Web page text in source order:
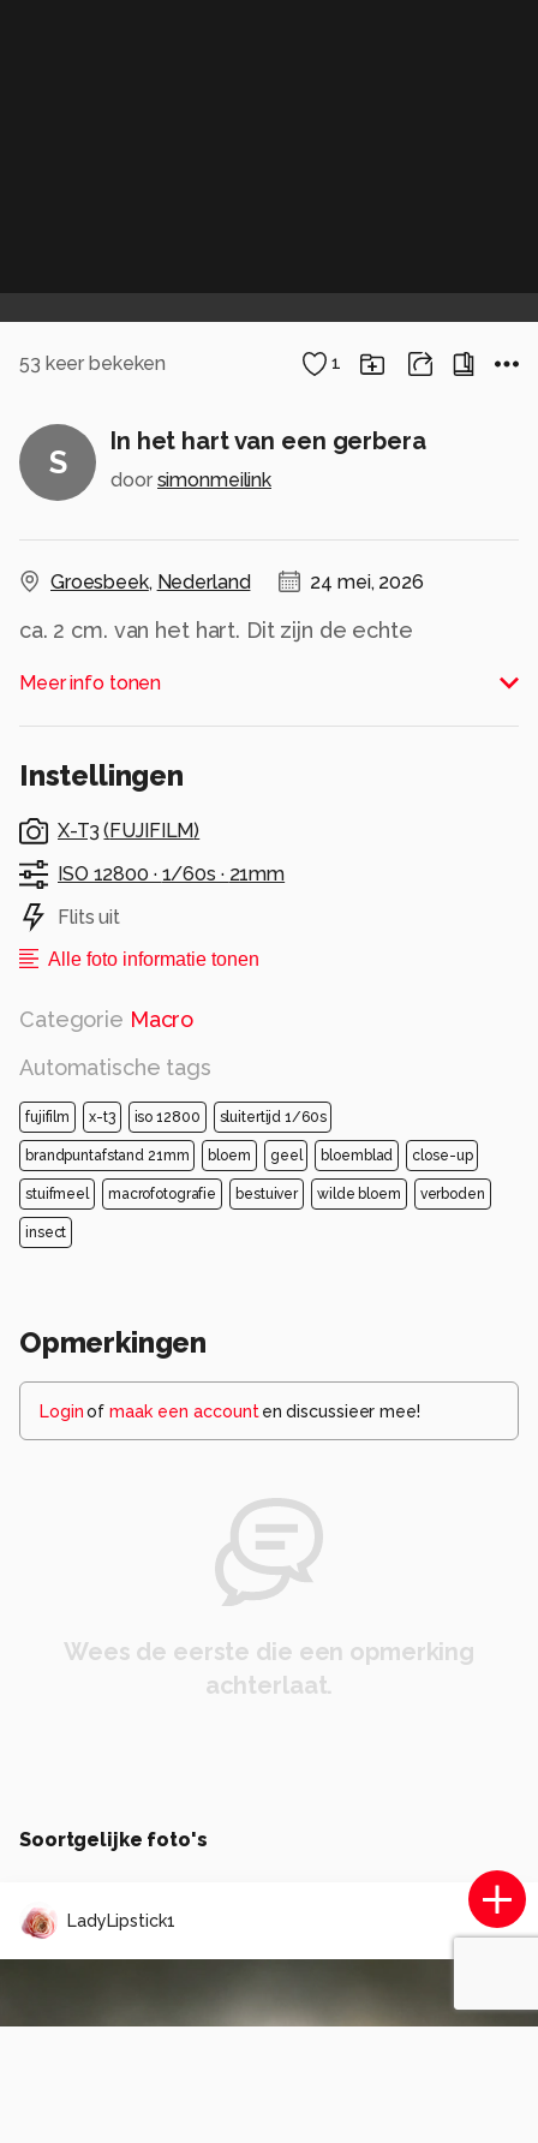
53 keer bekeken 1
S
In het hart van een gerbera
door simonmeilink
Groesbeek, Nederland 24 mei, 2026
ca. 2 cm. van het hart. Dit zijn de echte
Meer info tonen
Instellingen
X-T3 ( FUJIFILM)
ISO 12800 · 1/60s · 21mm
Flits uit
Alle foto informatie tonen
Categorie Macro
Automatische tags
fujifilm x-t3 iso 12800 sluitertijd 1/60s
brandpuntafstand 21mm bloem geel bloemblad close-up
stuifmeel macrofotografie bestuiver wilde bloem verboden
insect
Opmerkingen
Loginof maak een account en discussieer mee!
Wees de eerste die een opmerking
achterlaat.
Soortgelijke foto's
LadyLipstick1